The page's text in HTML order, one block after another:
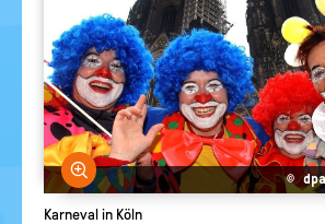
Bild vergrößern
©
Karneval in Köln